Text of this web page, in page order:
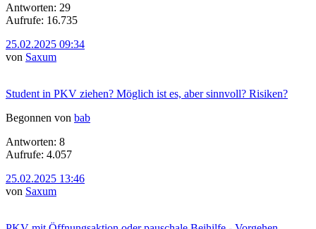
Antworten: 29
Aufrufe: 16.735
25.02.2025 09:34
von Saxum
Student in PKV ziehen? Möglich ist es, aber sinnvoll? Risiken?
Begonnen von bab
Antworten: 8
Aufrufe: 4.057
25.02.2025 13:46
von Saxum